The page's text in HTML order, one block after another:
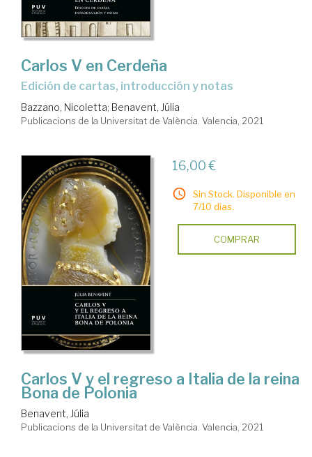
Carlos V en Cerdeña
Edición de cartas, introducción y notas
Bazzano, Nicoletta; Benavent, Júlia
Publicacions de la Universitat de València. Valencia, 2021
16,00 €
Sin Stock. Disponible en
7/10 días.
COMPRAR
Carlos V y el regreso a Italia de la reina
Bona de Polonia
Benavent, Júlia
Publicacions de la Universitat de València. Valencia, 2021